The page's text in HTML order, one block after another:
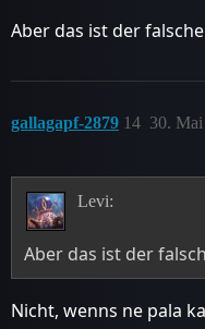
Aber das ist der
gallagapf-2879 30.
14
Levi:
Aber das ist der
Nicht, wenns ne pala